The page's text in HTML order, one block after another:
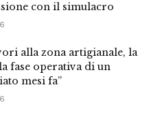
con il simulacro
alla zona artigianale, la
fase operativa di un
mesi fa”